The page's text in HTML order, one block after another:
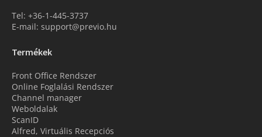
Tel: +36-1-445-3737
E-mail: support@previo.hu
Termékek
Front Office Rendszer
Online Foglalási Rendszer
Channel manager
Weboldalak
ScanID
Alfred, Virtuális Recepciós